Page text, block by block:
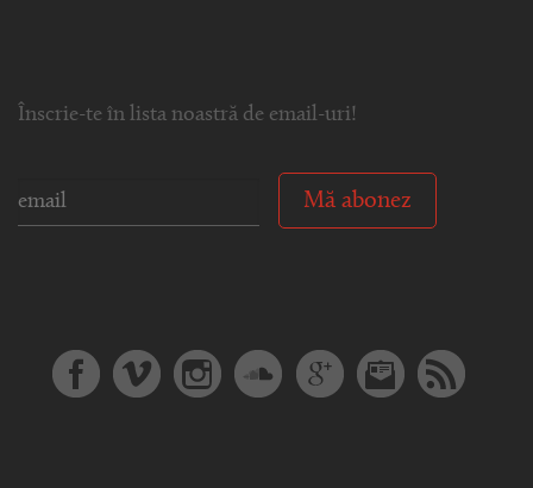
Înscrie-te în lista noastră de email-uri!
Mă abonez